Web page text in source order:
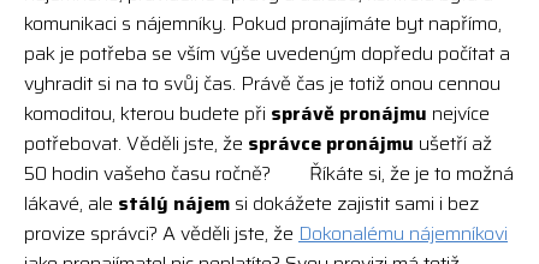
komunikaci s nájemníky. Pokud pronajímáte byt napřímo,
pak je potřeba se vším výše uvedeným dopředu počítat a
vyhradit si na to svůj čas. Právě čas je totiž onou cennou
komoditou, kterou budete při správě pronájmu nejvíce
potřebovat. Věděli jste, že správce pronájmu ušetří až
50 hodin vašeho času ročně? Říkáte si, že je to možná
lákavé, ale stálý nájem si dokážete zajistit sami i bez
provize správci? A věděli jste, že Dokonalému nájemníkovi